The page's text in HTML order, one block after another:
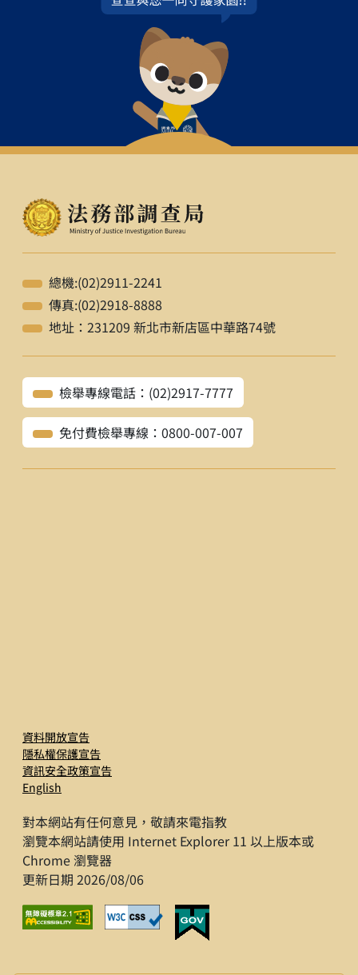
總機:(02)2911-2241
傳真:(02)2918-8888
地址：231209 新北市新店區中華路74號
檢舉專線電話：(02)2917-7777
免付費檢舉專線：0800-007-007
資料開放宣告
隱私權保護宣告
資訊安全政策宣告
English
對本網站有任何意見，敬請來電指教
瀏覽本網站請使用 Internet Explorer 11 以上版本或
Chrome 瀏覽器
更新日期 2026/08/06